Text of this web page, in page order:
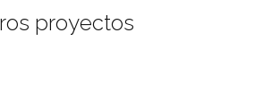
proyectos